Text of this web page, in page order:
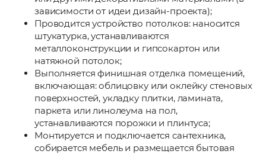
зависимости от идеи дизайн-проекта);
Проводится устройство потолков: наносится
штукатурка, устанавливаются
металлоконструкции и гипсокартон или
натяжной потолок;
Выполняется финишная отделка помещений,
включающая: облицовку или оклейку стеновых
поверхностей, укладку плитки, ламината,
паркета или линолеума на пол,
устанавливаются порожки и плинтуса;
Монтируется и подключается сантехника,
собирается мебель и размещается бытовая